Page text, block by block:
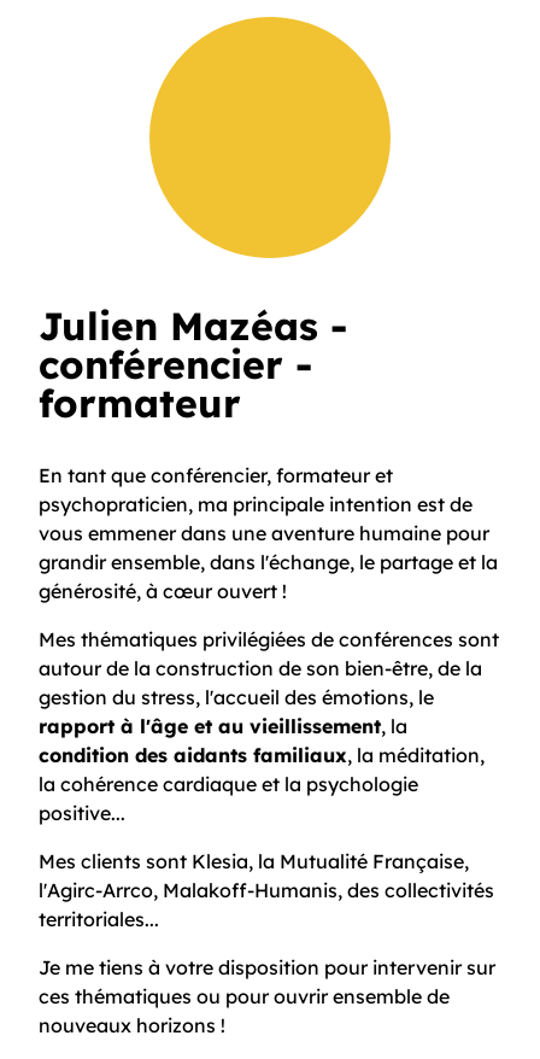
Julien Mazéas -
conférencier -
formateur
En tant que conférencier, formateur et
psychopraticien, ma principale intention est de
vous emmener dans une aventure humaine pour
grandir ensemble, dans l'échange, le partage et la
générosité, à cœur ouvert !
Mes thématiques privilégiées de conférences sont
autour de la construction de son bien-être, de la
gestion du stress, l'accueil des émotions, le
rapport à l'âge et au vieillissement, la
condition des aidants familiaux, la méditation,
la cohérence cardiaque et la psychologie
positive...
Mes clients sont Klesia, la Mutualité Française,
l'Agirc-Arrco, Malakoff-Humanis, des collectivités
territoriales...
Je me tiens à votre disposition pour intervenir sur
ces thématiques ou pour ouvrir ensemble de
nouveaux horizons !